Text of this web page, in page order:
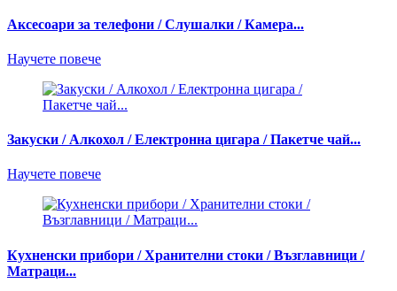
Аксесоари за телефони / Слушалки / Камера...
Научете повече
Закуски / Алкохол / Електронна цигара / Пакетче чай...
Научете повече
Кухненски прибори / Хранителни стоки / Възглавници /
Матраци...